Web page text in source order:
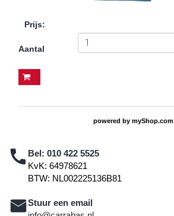
Prijs:
Aantal
powered by myShop.com
Bel: 010 422 5525
KvK: 64978621
BTW: NL002225136B81
Stuur een email